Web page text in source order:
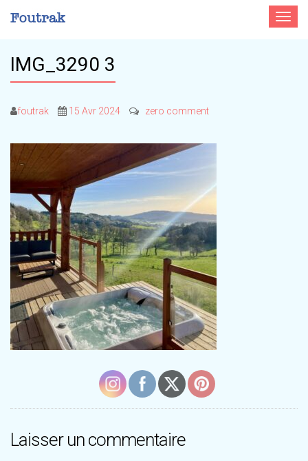
Toggle
IMG_3290 3
foutrak 15 Avr 2024 zero comment
Laisser un commentaire